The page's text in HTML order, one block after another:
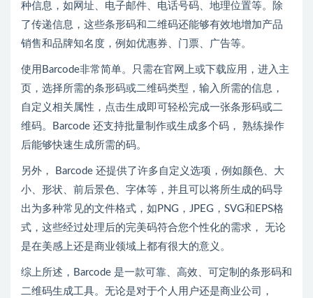
种信息，如网址、电子邮件、电话号码、地理位置等。除
了传递信息，这些条形码和二维码还能够有效地增加产品
销售和品牌知名度，例如优惠券、门票、广告等。
使用Barcode非常简单。只需在官网上或下载应用，进入主
页，选择所需的条形码或二维码类型，输入所需的信息，
自定义相关属性，点击生成即可轻松完成一张条形码或二
维码。Barcode 还支持批量制作或生成多个码， 熟练操作
后能够快速生成所需的码。
另外， Barcode 还提供了许多自定义选项，例如颜色、大
小、形状、前后景色、字体等，并且可以将所生成的码导
出为多种常见的文件格式，如PNG，JPEG，SVG和EPS格
式，这些经过处理后的完美码符合您个性化的需求， 无论
是在美感上还是商业领域上都有很大的意义。
综上所述，Barcode 是一款可靠、高效、可定制的条形码和
二维码生成工具。无论是对于个人用户还是商业公司，